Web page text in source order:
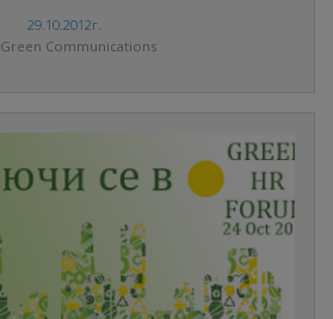
29.10.2012г.
Communications